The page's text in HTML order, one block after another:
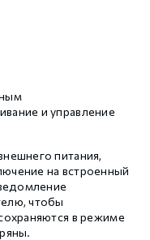
и управление
питания,
на встроенный
чтобы
в режиме